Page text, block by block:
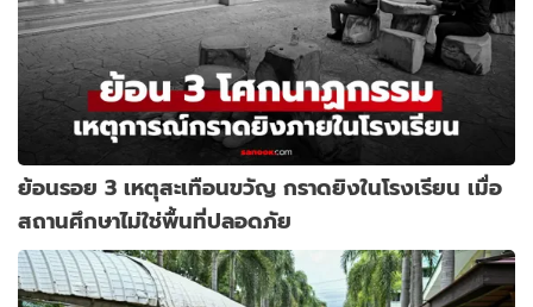
ย้อนรอย 3 เหตุสะเทือนขวัญ กราดยิงในโรงเรียน เมื่อ
สถานศึกษาไม่ใช่พื้นที่ปลอดภัย